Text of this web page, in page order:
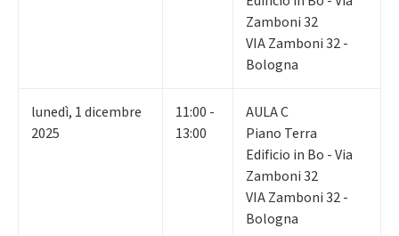
Zamboni 32
VIA Zamboni 32 -
Bologna
lunedì, 1dicembre
2025
11:00 -
13:00
AULA C
Piano Terra
Edificio in Bo - Via
Zamboni 32
VIA Zamboni 32 -
Bologna